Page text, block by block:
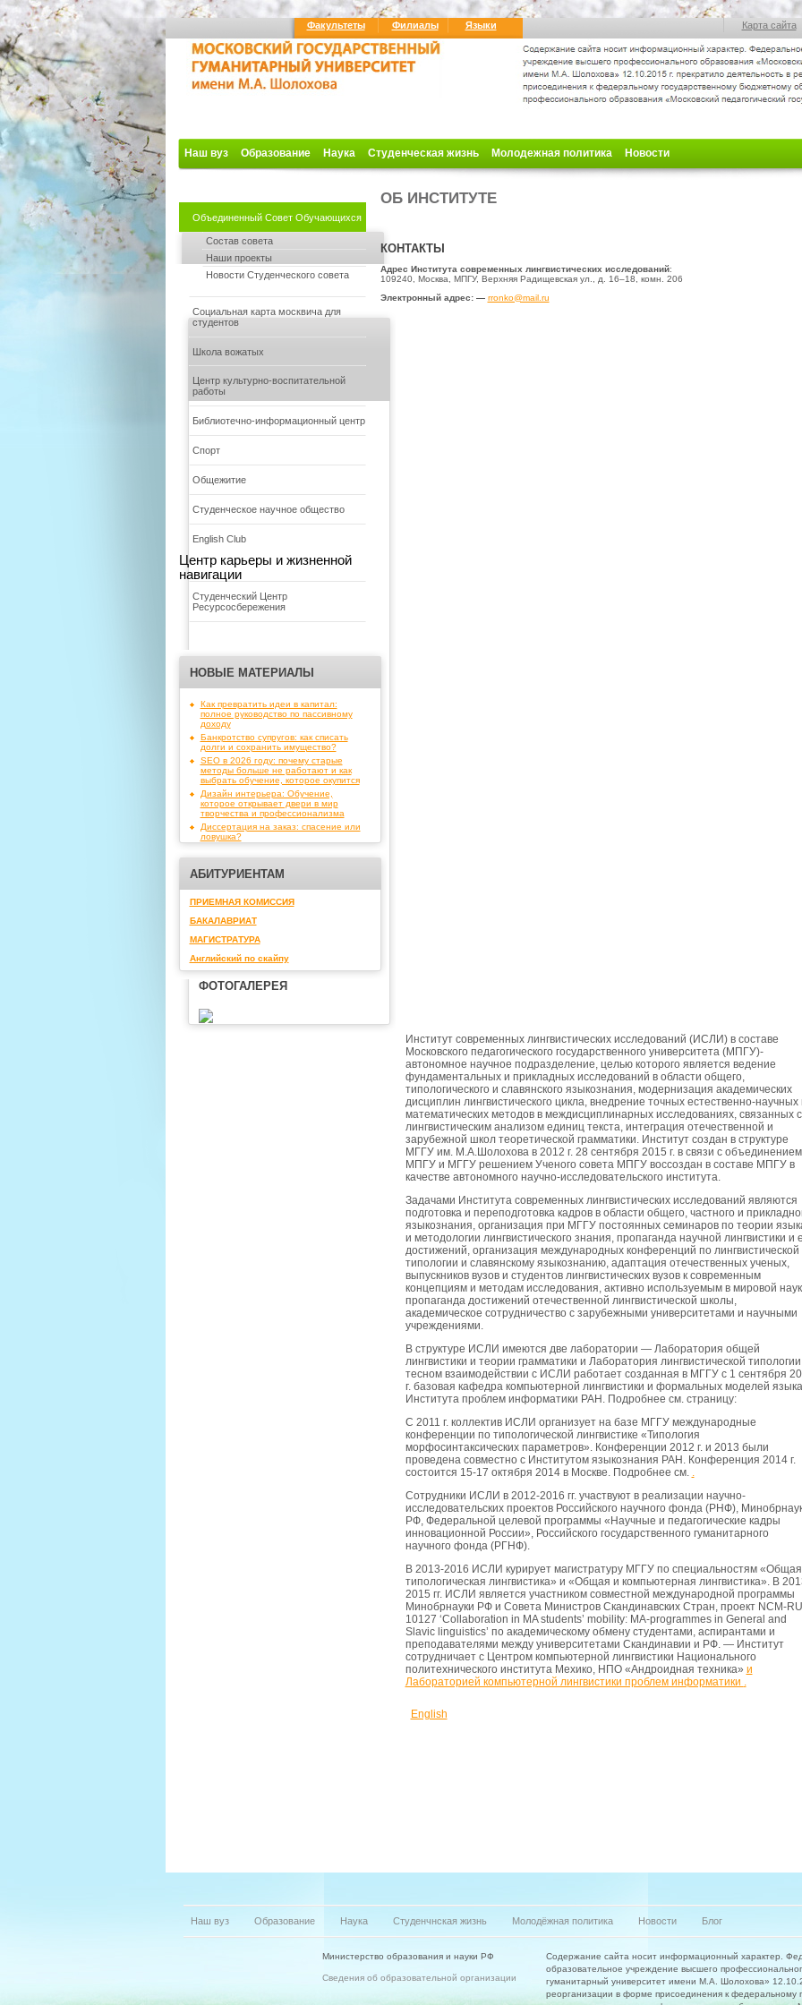
Факультеты Филиалы Языки Карта сайта
Наш вуз Образование Наука Студенческая жизнь Молодежная политика Новости
Объединенный Совет Обучающихся
Состав совета
Наши проекты
Новости Студенческого совета
Социальная карта москвича для
студентов
Школа вожатых
Центр культурно-воспитательной
работы
Библиотечно-информационный центр
Спорт
Общежитие
Студенческое научное общество
English Club
Центр карьеры и жизненной
навигации
Студенческий Центр
Ресурсосбережения
НОВЫЕ МАТЕРИАЛЫ
Как превратить идеи в капитал:
полное руководство по пассивному
доходу
Банкротство супругов: как списать
долги и сохранить имущество?
SEO в 2026 году: почему старые
методы больше не работают и как
выбрать обучение, которое окупится
Дизайн интерьера: Обучение,
которое открывает двери в мир
творчества и профессионализма
Диссертация на заказ: спасение или
ловушка?
АБИТУРИЕНТАМ
ПРИЕМНАЯ КОМИССИЯ
БАКАЛАВРИАТ
МАГИСТРАТУРА
Английский по скайпу
ОБ ИНСТИТУТЕ
КОНТАКТЫ
Адрес Института современных лингвистических исследований:
109240, Москва, МПГУ, Верхняя Радищевскаяул., д. 16–18, комн. 206
Электронный адрес: — rronko@mail.ru
ФОТОГАЛЕРЕЯ
Институт современных лингвистических исследований (ИСЛИ) в составе
Московского педагогического государственного университета (МПГУ)-
автономное научное подразделение, целью которого является ведение
фундаментальных и прикладных исследований в области общего,
типологического и славянского языкознания, модернизация aкадемических
дисциплин лингвистического цикла, внедрение точных естественно-научных
математических методов в междисциплинарных исследованиях, связанных с
лингвистическим анализом единиц текста, интеграция отечественной и
зарубежной школ теоретической грамматики. Институт создан в структуре
МГГУ им. М.А.Шолохова в 2012 г. 28 сентября 2015 г. в связи с объединением
МПГУ и МГГУ решением Ученого совета МПГУ воссоздан в составе МПГУ в
качестве автономного научно-исследовательского института.
Задачами Института современных лингвистических исследований являются
подготовка и переподготовка кадров в области общего, частного и
языкознания, организация при МГГУ постоянных семинаров по теории
и методологии лингвистического знания, пропаганда научной лингвистики и
достижений, организация международных конференций по лингвистической
типологии и славянскому языкознанию, адаптация отечественных ученых,
выпускников вузов и студентов лингвистических вузов к современным
концепциям и методам исследования, активно используемым в мировой
пропаганда достижений отечественной лингвистической школы,
академическое сотрудничество с зарубежными университетами и научными
учреждениями.
В структуре ИСЛИ имеются две лаборатории — Лаборатория общей
лингвистики и теории грамматики и Лаборатория лингвистической
тесном взаимодействии с ИСЛИ работает созданная в МГГУ с 1 сентября
г. базовая кафедра компьютерной лингвистики и формальных моделей языка
Института проблем информатики РАН. Подробнее см. страницу:
С 2011 г. коллектив ИСЛИ организует на базе МГГУ международные
конференции по типологической лингвистике «Типология
морфосинтаксических параметров». Конференции 2012 г. и 2013 были
проведена совместно с Институтом языкознания РАН. Конференция 2014 г.
состоится 15-17 октября 2014 в Москве. Подробнее см. .
Сотрудники ИСЛИ в 2012-2016 гг. участвуют в реализации научно-
исследовательских проектов Российского научного фонда (РНФ),
РФ, Федеральной целевой программы «Научные и педагогические кадры
инновационной России», Российского государственного гуманитарного
научного фонда (РГНФ).
В 2013-2016 ИСЛИ курирует магистратуру МГГУ по специальностям
типологическая лингвистика» и «Общая и компьютерная лингвистика». В
2015 гг. ИСЛИ является участником совместной международной программы
Минобрнауки РФ и Совета Министров Скандинавских Стран, проект NCM-RU
10127 ‘Collaboration in MA students’ mobility: MA-programmes in General and
Slavic linguistics’ по академическому обмену студентами, аспирантами и
преподавателями между университетами Скандинавии и РФ. — Институт
сотрудничает с Центром компьютерной лингвистики Национального
политехнического института Мехико, НПО «Андроидная техника» и
Лабораторией компьютерной лингвистики проблем информатики .
English
Наш вуз Образование Наука Студенчнская жизнь Молодёжная политика Новости Блог
Министерство образования и науки РФ
Сведения об образовательной организации
Содержание сайта носит информационный характер.
образовательное учреждение высшего
гуманитарный университет имени М.А. Шолохова»
реорганизации в форме присоединения к федеральному